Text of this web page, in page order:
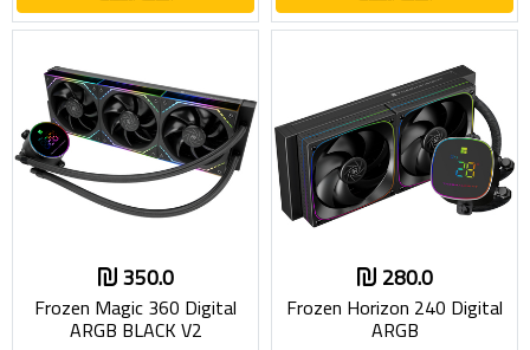
280.0
Frozen Horizon 240 Digital
ARGB
350.0
Frozen Magic 360 Digital
ARGB BLACK V2